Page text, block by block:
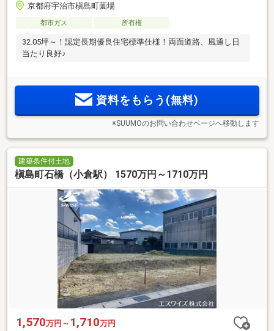
京都府宇治市槇島町薗場
都市ガス 所有権
32.05坪～！認定長期優良住宅標準仕様！両面道路、風通し日
当たり良好♪
資料をもらう(無料)
※SUUMOのお問い合わせページへ移動します
建築条件付土地
槇島町石橋（小倉駅） 1570万円～1710万円
1,570万円～ 1,710万円